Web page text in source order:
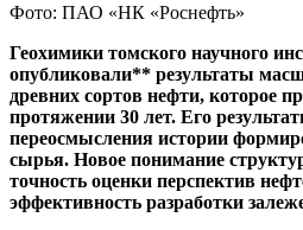
Фото: ПАО «НК «Роснефть»
Геохимики томского научного
опубликовали** результаты
древних сортов нефти, которое
протяжении 30 лет. Его
переосмысления истории
сырья. Новое понимание
точность оценки перспектив
эффективность разработки